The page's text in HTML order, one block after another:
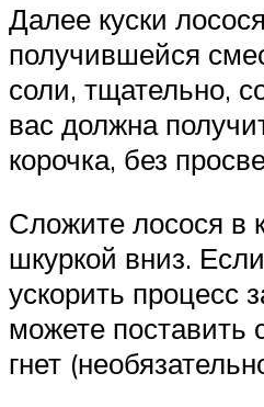
Далее куски
получившейся
соли, тщательно,
вас должна
корочка, без
Сложите лосося в
шкуркой вниз.
ускорить процесс
можете поставить
гнет